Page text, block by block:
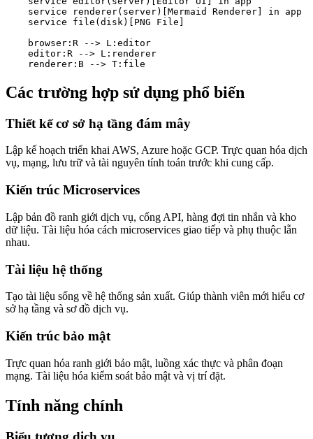
    service renderer(server)[Mermaid Renderer] in app
    service file(disk)[PNG File]
    browser:R --> L:editor
    editor:R --> L:renderer
    renderer:B --> T:file
Các trường hợp sử dụng phổ biến
Thiết kế cơ sở hạ tầng đám mây
Lập kế hoạch triển khai AWS, Azure hoặc GCP. Trực quan hóa dịch
vụ, mạng, lưu trữ và tài nguyên tính toán trước khi cung cấp.
Kiến trúc Microservices
Lập bản đồ ranh giới dịch vụ, cổng API, hàng đợi tin nhắn và kho
dữ liệu. Tài liệu hóa cách microservices giao tiếp và phụ thuộc lẫn
nhau.
Tài liệu hệ thống
Tạo tài liệu sống về hệ thống sản xuất. Giúp thành viên mới hiểu cơ
sở hạ tầng và sơ đồ dịch vụ.
Kiến trúc bảo mật
Trực quan hóa ranh giới bảo mật, luồng xác thực và phân đoạn
mạng. Tài liệu hóa kiểm soát bảo mật và vị trí đặt.
Tính năng chính